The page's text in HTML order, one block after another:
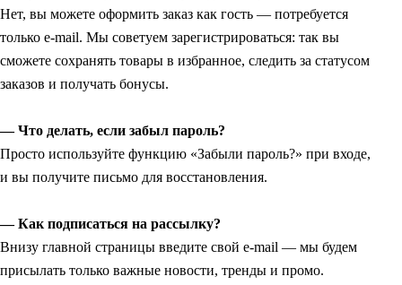
Нет, вы можете оформить заказ как гость — потребуется
только e-mail. Мы советуем зарегистрироваться: так вы
сможете сохранять товары в избранное, следить за статусом
заказов и получать бонусы.
— Что делать, если забыл пароль?
Просто используйте функцию «Забыли пароль?» при входе,
и вы получите письмо для восстановления.
— Как подписаться на рассылку?
Внизу главной страницы введите свой e-mail — мы будем
присылать только важные новости, тренды и промо.